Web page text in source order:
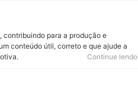
de Refrigeração e Aquecimento,
e desafios do setor.
Automação e Informática, o que me
Estou sempre pronto para aplicar
para o sucesso de equipes e
contribuindo para a produção e
conteúdo útil, correto e que ajude a
Continue lendo